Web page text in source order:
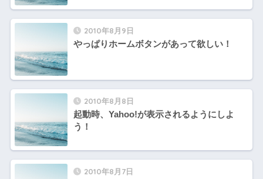
2010年8月9日
やっぱりホームボタンがあって欲しい！
2010年8月8日
起動時、Yahoo!が表示されるようにしよ
う！
2010年8月7日